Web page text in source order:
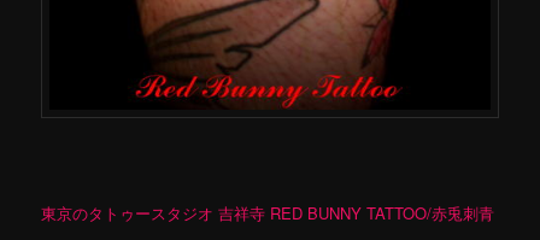
東京のタトゥースタジオ 吉祥寺 RED BUNNY TATTOO/赤兎刺青